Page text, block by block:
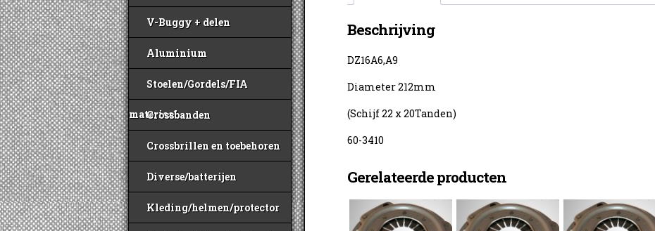
V-Buggy + delen
Aluminium
Stoelen/Gordels/FIA
materiaal
Crossbanden
Crossbrillen en toebehoren
Diverse/batterijen
Kleding/helmen/protector
Beschrijving
DZ16A6,A9
Diameter 212mm
(Schijf 22 x 20Tanden)
60-3410
Gerelateerde producten